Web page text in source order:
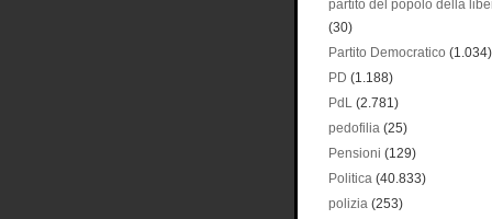
partito del popolo della
(30)
Partito Democratico (1.034)
PD (1.188)
PdL (2.781)
pedofilia (25)
Pensioni (129)
Politica (40.833)
polizia (253)